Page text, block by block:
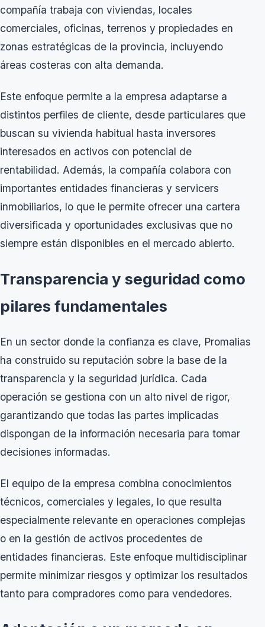
compañía trabaja con viviendas, locales
comerciales, oficinas, terrenos y propiedades en
zonas estratégicas de la provincia, incluyendo
áreas costeras con alta demanda.
Este enfoque permite a la empresa adaptarse a
distintos perfiles de cliente, desde particulares que
buscan su vivienda habitual hasta inversores
interesados en activos con potencial de
rentabilidad. Además, la compañía colabora con
importantes entidades financieras y servicers
inmobiliarios, lo que le permite ofrecer una cartera
diversificada y oportunidades exclusivas que no
siempre están disponibles en el mercado abierto.
Transparencia y seguridad como
pilares fundamentales
En un sector donde la confianza es clave, Promalias
ha construido su reputación sobre la base de la
transparencia y la seguridad jurídica. Cada
operación se gestiona con un alto nivel de rigor,
garantizando que todas las partes implicadas
dispongan de la información necesaria para tomar
decisiones informadas.
El equipo de la empresa combina conocimientos
técnicos, comerciales y legales, lo que resulta
especialmente relevante en operaciones complejas
o en la gestión de activos procedentes de
entidades financieras. Este enfoque multidisciplinar
permite minimizar riesgos y optimizar los resultados
tanto para compradores como para vendedores.